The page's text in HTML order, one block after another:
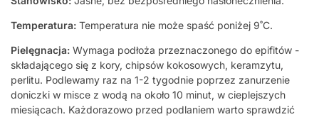
Temperatura: Temperatura nie może spaść poniżej 9˚C.
Pielęgnacja: Wymaga podłoża przeznaczonego do epifitów -
składającego się z kory, chipsów kokosowych, keramzytu,
perlitu. Podlewamy raz na 1-2 tygodnie poprzez zanurzenie
doniczki w misce z wodą na około 10 minut, w cieplejszych
miesiącach. Każdorazowo przed podlaniem warto sprawdzić